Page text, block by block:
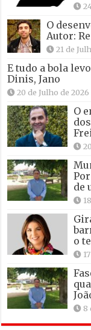
O
Autor:
21 de
E tudo a bola
Dinis, Jano
20 de Julho de 2026
O
de
o
8